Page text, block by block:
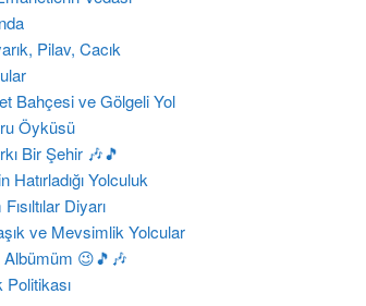
Pilav, Cacık
Bahçesi ve Gölgeli Yol
Öyküsü
Bir Şehir 🎶🎵
Hatırladığı Yolculuk
Diyarı
ve Mevsimlik Yolcular
😉🎵🎶
Politikası